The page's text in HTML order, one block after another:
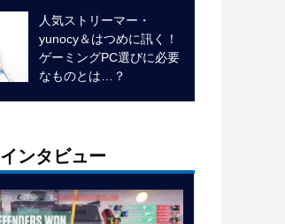
人気ストリーマー・
yunocy＆はつめに訊く！
ゲーミングPC選びに必要
なものとは…？
インタビュー